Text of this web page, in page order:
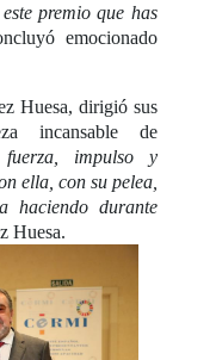
premio que has
emocionado
Huesa, dirigió sus
incansable de
impulso y
ella, con su pelea,
haciendo durante
Huesa.